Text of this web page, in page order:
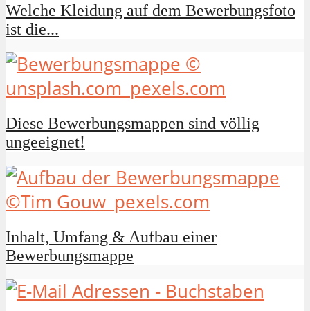
Welche Kleidung auf dem Bewerbungsfoto
ist die...
Diese Bewerbungsmappen sind völlig
ungeeignet!
Inhalt, Umfang & Aufbau einer
Bewerbungsmappe